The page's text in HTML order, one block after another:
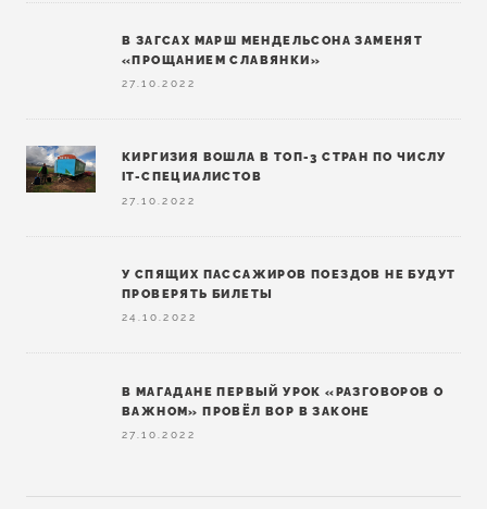
В ЗАГСАХ МАРШ МЕНДЕЛЬСОНА ЗАМЕНЯТ
«ПРОЩАНИЕМ СЛАВЯНКИ»
27.10.2022
КИРГИЗИЯ ВОШЛА В ТОП-3 СТРАН ПО ЧИСЛУ
IT-СПЕЦИАЛИСТОВ
27.10.2022
У СПЯЩИХ ПАССАЖИРОВ ПОЕЗДОВ НЕ БУДУТ
ПРОВЕРЯТЬ БИЛЕТЫ
24.10.2022
В МАГАДАНЕ ПЕРВЫЙ УРОК «РАЗГОВОРОВ О
ВАЖНОМ» ПРОВЁЛ ВОР В ЗАКОНЕ
27.10.2022